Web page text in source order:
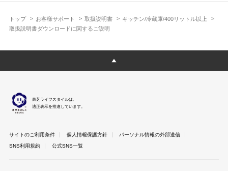
トップ お客様サポート 取扱説明書
キッチン/冷蔵庫/400リットル以上
取扱説明書ダウンロードに関するご説明
明書以外の印刷物が同梱されている場合がありますが、本サイト
ではそれらを全て公開しておりませんのであらかじめご了承くだ
本サイトのサービスは予告なく中止または内容を変更する場合が
ございますのであらかじめご了承ください。
さま以外からのお問い合わせにはお答えできない場合があります
のであらかじめご了承ください。
東芝ライフスタイルは、
適正表示を推進しています。
サイトのご利用条件 個人情報保護方針
パーソナル情報の外部送信
SNS利用規約
公式SNS一覧